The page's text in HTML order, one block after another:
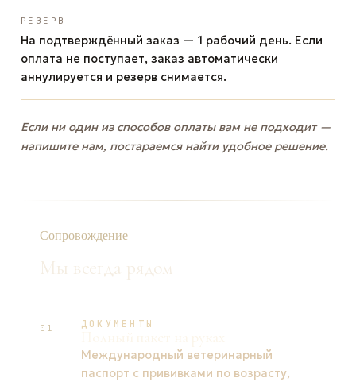
РЕЗЕРВ
На подтверждённый заказ — 1 рабочий день. Если
оплата не поступает, заказ автоматически
аннулируется и резерв снимается.
Если ни один из способов оплаты вам не подходит —
напишите нам, постараемся найти удобное решение.
Сопровождение
Мы всегда рядом
01 ДОКУМЕНТЫ
Международный ветеринарный
паспорт с прививками по возрасту,